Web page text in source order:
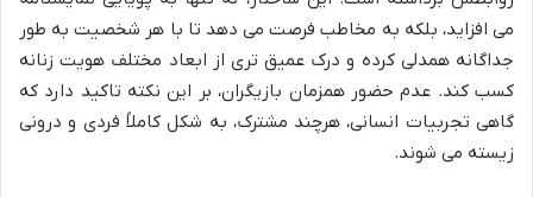
می افزاید، بلکه به مخاطب فرصت می دهد تا با هر شخصیت به طور
جداگانه همدلی کرده و درک عمیق تری از ابعاد مختلف هویت زنانه
کسب کند. عدم حضور همزمان بازیگران، بر این نکته تاکید دارد که
گاهی تجربیات انسانی، هرچند مشترک، به شکل کاملاً فردی و درونی
زیسته می شوند.